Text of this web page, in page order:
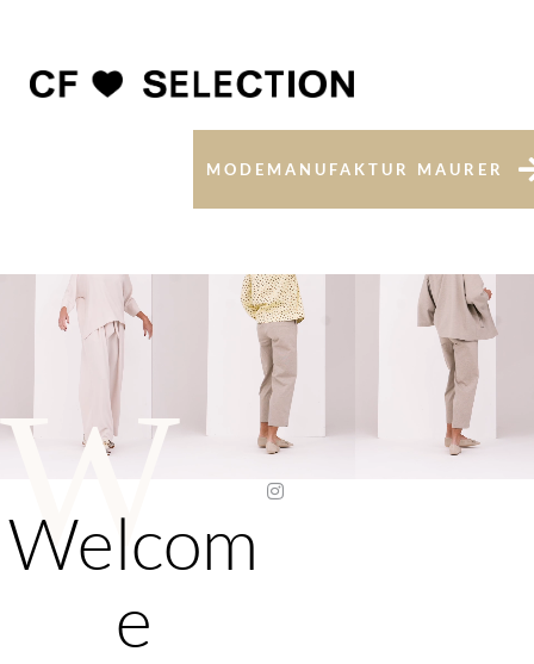
MODEMANUFAKTUR MAURER
W
Welcom
e